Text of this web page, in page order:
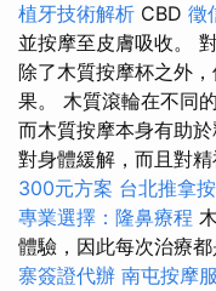
植牙技術解析 CBD 徵
並按摩至皮膚吸收。
除了木質按摩杯之外
果。 木質滾輪在不同
而木質按摩本身有助
對身體緩解，而且對
300元方案 台北推拿
專業選擇：隆鼻療程
體驗，因此每次治療
寨簽證代辦 南屯按摩